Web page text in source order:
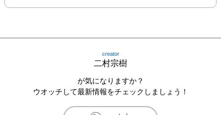
creator
二村宗樹
が気になりますか？
ウオッチして最新情報をチェックしましょう！